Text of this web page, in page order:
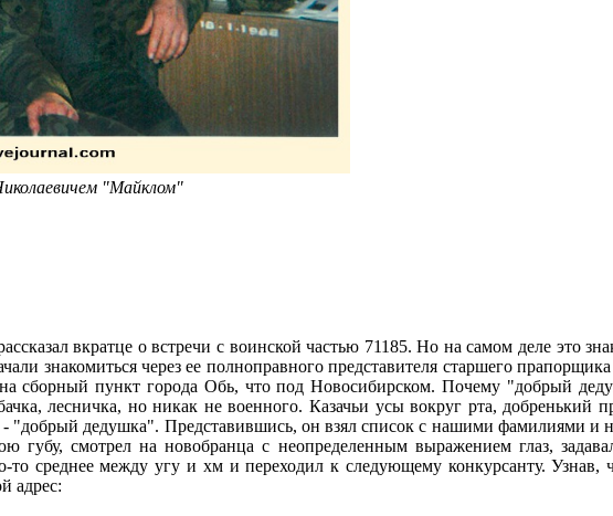
"Майклом"
вкратце о встречи с воинской частью 71185. Но на самом деле это
знакомиться через ее полноправного представителя старшего
сборный пункт города Обь, что под Новосибирском. Почему "добрый
лесничка, но никак не военного. Казачьи усы вокруг рта, добренький
"добрый дедушка". Представившись, он взял список с нашими фамилиями и
губу, смотрел на новобранца с неопределенным выражением глаз,
то среднее между угу и хм и переходил к следующему конкурсанту.
адрес: